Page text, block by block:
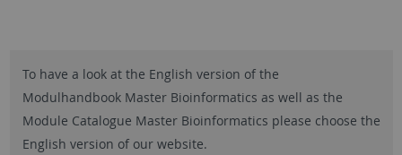
To have a look at the English version of the
Modulhandbook Master Bioinformatics as well as the
Module Catalogue Master Bioinformatics please choose the
English version of our website.